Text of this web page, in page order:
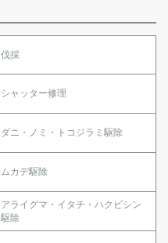
伐採
シャッター修理
ダニ・ノミ・トコジラミ駆除
ムカデ駆除
アライグマ・イタチ・ハクビシン
駆除